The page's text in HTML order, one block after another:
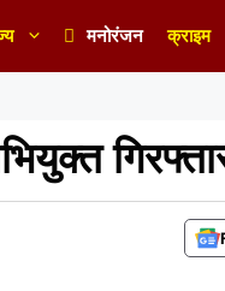
मनोरंजन क्राइम